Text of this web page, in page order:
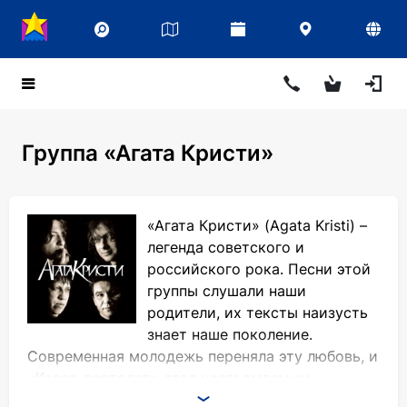
Группа «Агата Кристи»
«Агата Кристи» (Agata Kristi) –
легенда советского и
российского рока. Песни этой
группы слушали наши
родители, их тексты наизусть
знает наше поколение.
Современная молодежь переняла эту любовь, и
спутником пения под гитару. За более чем два